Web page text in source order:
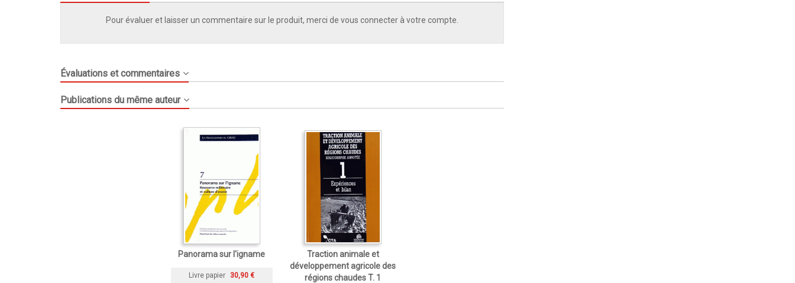
Pour évaluer et laisser un commentaire sur le produit, merci de vous connecter à votre compte.
Évaluations et commentaires
Publications du même auteur
Panorama sur l'igname
Livre papier 30,90 €
Traction animale et
développement agricole des
régions chaudes T. 1